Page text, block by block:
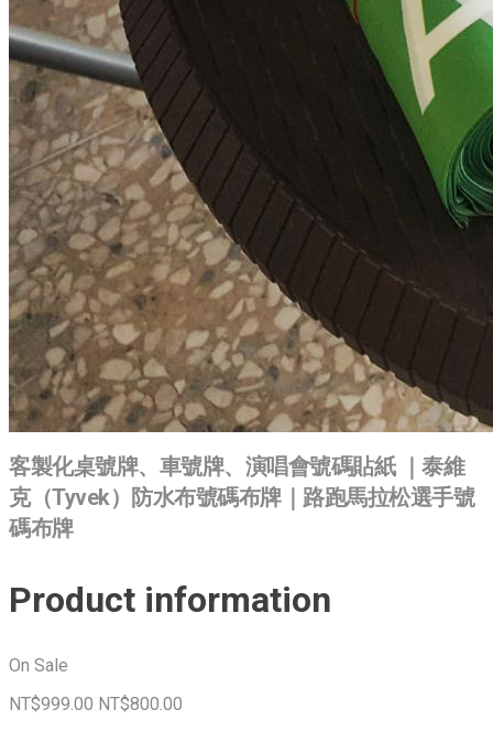
客製化桌號牌、車號牌、演唱會號碼貼紙 ｜泰維
克（Tyvek）防水布號碼布牌｜路跑馬拉松選手號
碼布牌
Product information
On Sale
NT$999.00 NT$800.00